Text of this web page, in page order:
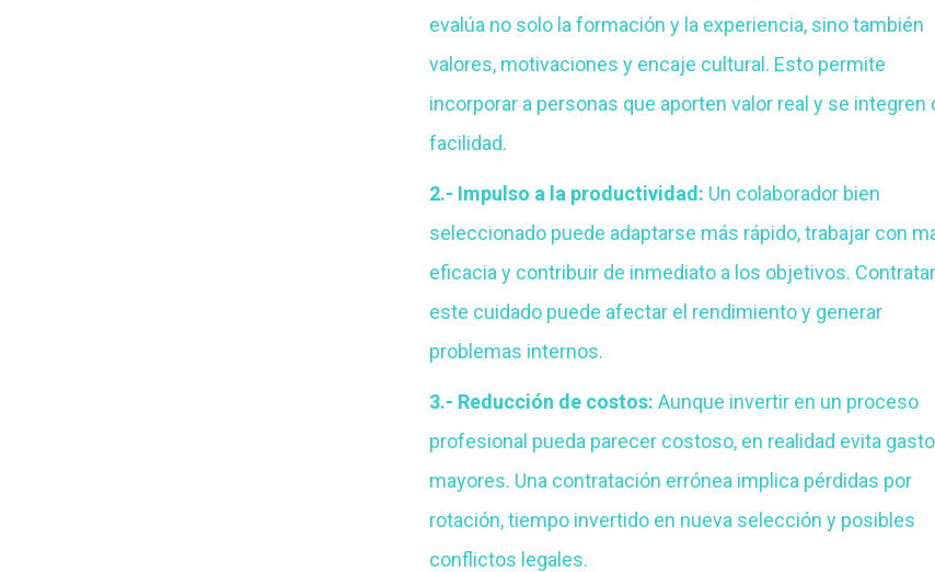
evalúa no solo la formación y la experiencia, sino también
valores, motivaciones y encaje cultural. Esto permite
incorporar a personas que aporten valor real y se integren
facilidad.
2.- Impulso a la productividad: Un colaborador bien
seleccionado puede adaptarse más rápido, trabajar con
eficacia y contribuir de inmediato a los objetivos.
este cuidado puede afectar el rendimiento y generar
problemas internos.
3.- Reducción de costos: Aunque invertir en un proceso
profesional pueda parecer costoso, en realidad evita
mayores. Una contratación errónea implica pérdidas por
rotación, tiempo invertido en nueva selección y posibles
conflictos legales.